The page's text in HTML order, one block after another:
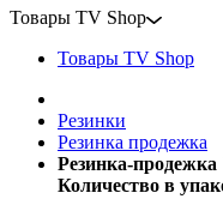
Товары TV Shop
Товары TV Shop
Резинки
Резинка продежка
Резинка-
Количество в